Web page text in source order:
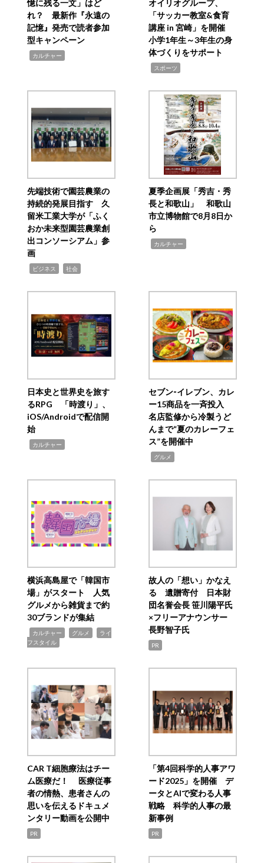
憶に残る一文」はど
れ？ 最新作『永遠の
記憶』発売で読者参加
型キャンペーン
カルチャー
オイリオグループ、
「サッカー教室&食育
講座 in 宮崎」を開催
小学1年生～3年生の身
体づくりをサポート
スポーツ
先端技術で園芸農業の
持続的発展目指す 久
留米工業大学が「ふく
おか未来型園芸農業創
出コンソーシアム」参
画
ビジネス 社会
夏季企画展「秀吉・秀
長と和歌山」 和歌山
市立博物館で8月8日か
ら
カルチャー
日本史と世界史を旅す
るRPG 「時渡り」、
iOS/Androidで配信開
始
カルチャー
セブン‐イレブン、カレ
ー15商品を一斉投入
名店監修から冷製うど
んまで“夏のカレーフェ
ス”を開催中
グルメ
横浜高島屋で「韓国市
場」がスタート 人気
グルメから雑貨まで約
30ブランドが集結
カルチャー グルメ
ライ
フスタイル
故人の「想い」かなえ
る 遺贈寄付 日本財
団名誉会長 笹川陽平氏
×フリーアナウンサー
長野智子氏
PR
CAR T細胞療法はチー
ム医療だ！ 医療従事
者の情熱、患者さんの
思いを伝えるドキュメ
ンタリー動画を公開中
PR
「第4回科学的人事アワ
ード2025」を開催 デ
ータとAIで変わる人事
戦略 科学的人事の最
新事例
PR